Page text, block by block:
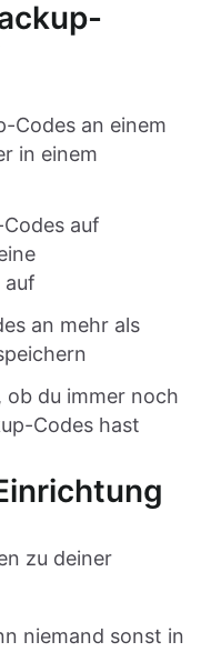
Codes an einem
in einem
auf
auf
an mehr als
du immer noch
Codes hast
zu deiner
niemand sonst in